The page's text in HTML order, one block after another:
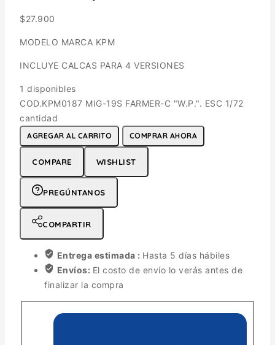
$27.900
MODELO MARCA KPM
INCLUYE CALCAS PARA 4 VERSIONES
1 disponibles
COD.KPM0187 MIG-19S FARMER-C "W.P.". ESC 1/72
cantidad
AGREGAR AL CARRITO COMPRAR AHORA
COMPARE WISHLIST
PREGÚNTANOS
COMPARTIR
Entrega estimada : Hasta 5 días hábiles
Envíos: El costo de envío lo verás antes de
finalizar la compra